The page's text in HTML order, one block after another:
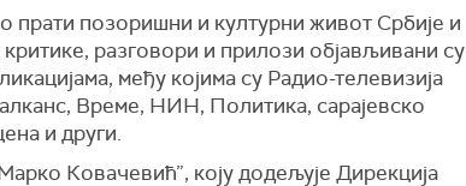
прати позоришни и културни живот Србије и
разговори и прилози објављивани су
међу којима су Радио-телевизија
Време, НИН, Политика, сарајевско
и други.
Ковачевић”, коју додељује Дирекција